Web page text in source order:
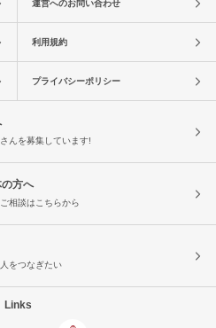
運営へのお問い合わせ
利用規約
プライバシーポリシー
んを募集しています!
方へ
相談はこちらから
をつなぎたい
Links